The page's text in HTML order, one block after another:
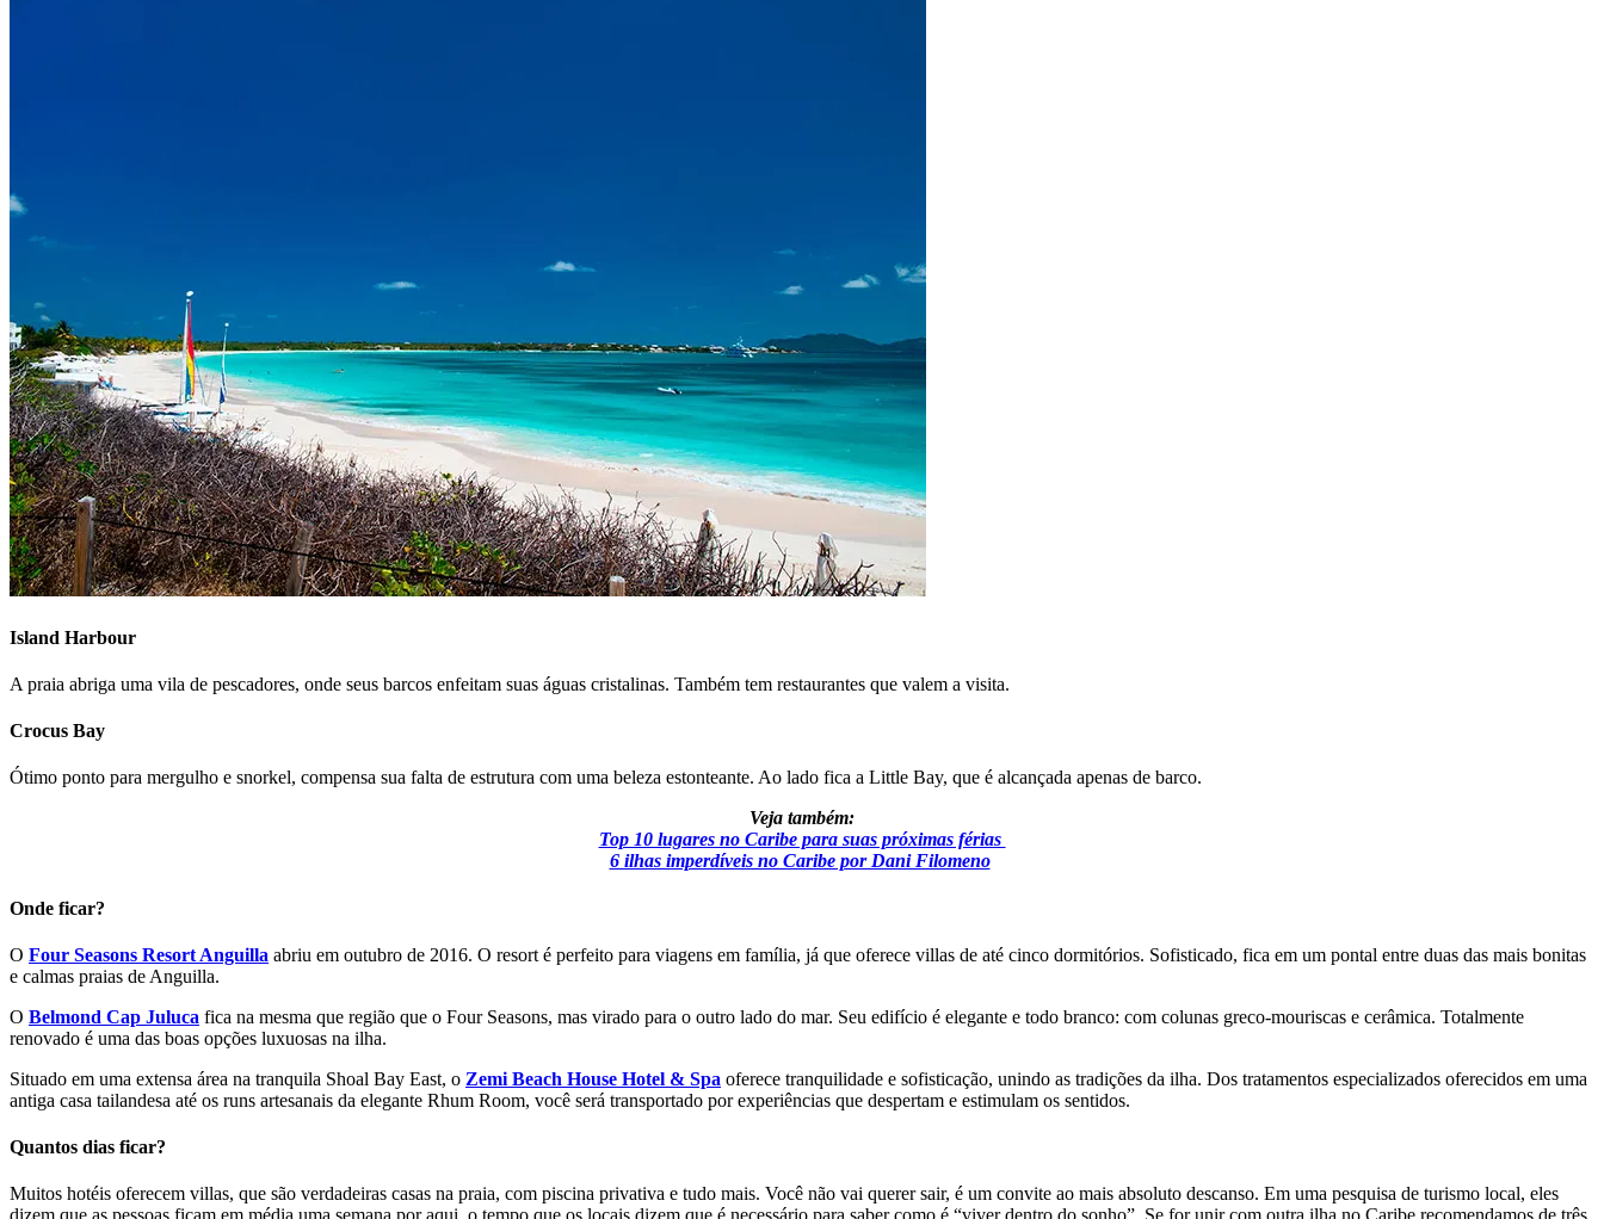
Island Harbour
A praia abriga uma vila de pescadores, onde seus barcos enfeitam suas águas cristalinas. Também tem restaurantes que valem a visita.
Crocus Bay
Ótimo ponto para mergulho e snorkel, compensa sua falta de estrutura com uma beleza estonteante. Ao lado fica a Little Bay, que é alcançada apenas de barco.
Veja também:
Top 10 lugares no Caribe para suas próximas férias
6 ilhas imperdíveis no Caribe por Dani Filomeno
Onde ficar?
O Four Seasons Resort Anguilla abriu em outubro de 2016. O resort é perfeito para viagens em família, já que oferece villas de até cinco dormitórios. Sofisticado, fica em um pontal entre duas das mais bonitas
e calmas praias de Anguilla.
O Belmond Cap Juluca fica na mesma que região que o Four Seasons, mas virado para o outro lado do mar. Seu edifício é elegante e todo branco: com colunas greco-mouriscas e cerâmica. Totalmente
renovado é uma das boas opções luxuosas na ilha.
Situado em uma extensa área na tranquila Shoal Bay East, o Zemi Beach House Hotel & Spa oferece tranquilidade e sofisticação, unindo as tradições da ilha. Dos tratamentos especializados oferecidos em uma
antiga casa tailandesa até os runs artesanais da elegante Rhum Room, você será transportado por experiências que despertam e estimulam os sentidos.
Quantos dias ficar?
Muitos hotéis oferecem villas, que são verdadeiras casas na praia, com piscina privativa e tudo mais. Você não vai querer sair, é um convite ao mais absoluto descanso. Em uma pesquisa de turismo local, eles